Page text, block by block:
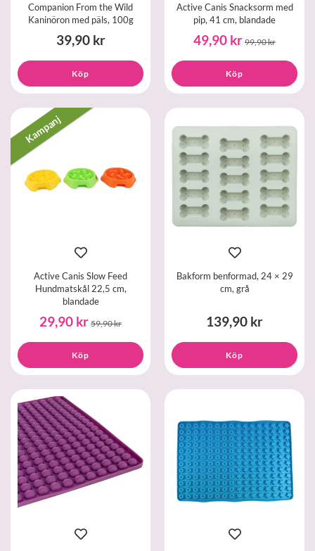
Companion From the Wild
Kaninöron med päls, 100g
39,90 kr
Köp
Active Canis Snacksorm med
pip, 41 cm, blandade
49,90 kr 99,90 kr
Köp
Kampanj
Active Canis Slow Feed
Hundmatskål 22,5 cm,
blandade
29,90 kr 59,90 kr
Köp
Bakform benformad, 24 × 29
cm, grå
139,90 kr
Köp